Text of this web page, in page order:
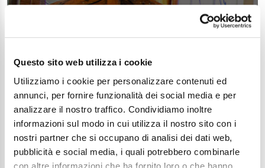
Questo sito web utilizza i cookie
Utilizziamo i cookie per personalizzare contenuti ed
annunci, per fornire funzionalità dei social media e per
analizzare il nostro traffico. Condividiamo inoltre
informazioni sul modo in cui utilizza il nostro sito con i
nostri partner che si occupano di analisi dei dati web,
pubblicità e social media, i quali potrebbero combinarle
con altre informazioni che ha fornito loro o che hanno